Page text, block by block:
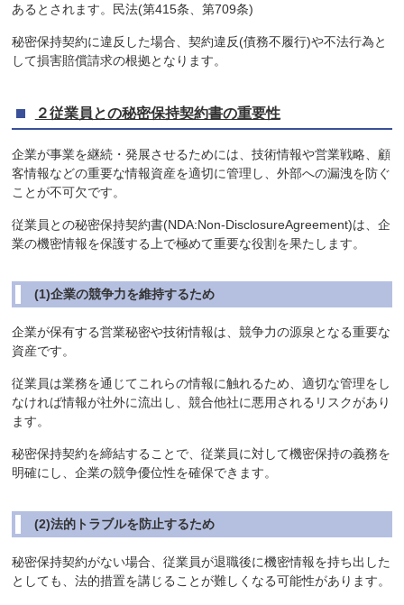
あるとされます。民法(第415条、第709条)
秘密保持契約に違反した場合、契約違反(債務不履行)や不法行為と
して損害賠償請求の根拠となります。
２従業員との秘密保持契約書の重要性
企業が事業を継続・発展させるためには、技術情報や営業戦略、顧
客情報などの重要な情報資産を適切に管理し、外部への漏洩を防ぐ
ことが不可欠です。
従業員との秘密保持契約書(NDA:Non-DisclosureAgreement)は、企
業の機密情報を保護する上で極めて重要な役割を果たします。
(1)企業の競争力を維持するため
企業が保有する営業秘密や技術情報は、競争力の源泉となる重要な
資産です。
従業員は業務を通じてこれらの情報に触れるため、適切な管理をし
なければ情報が社外に流出し、競合他社に悪用されるリスクがあり
ます。
秘密保持契約を締結することで、従業員に対して機密保持の義務を
明確にし、企業の競争優位性を確保できます。
(2)法的トラブルを防止するため
秘密保持契約がない場合、従業員が退職後に機密情報を持ち出した
としても、法的措置を講じることが難しくなる可能性があります。